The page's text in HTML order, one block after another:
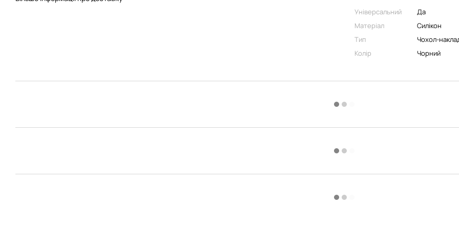
Універсальний
Да
Матеріал
Силікон
Тип
Чохол-
Колір
Чорний